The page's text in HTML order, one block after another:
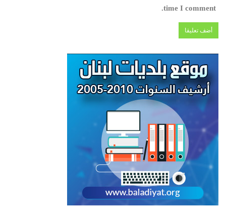
time I comment.